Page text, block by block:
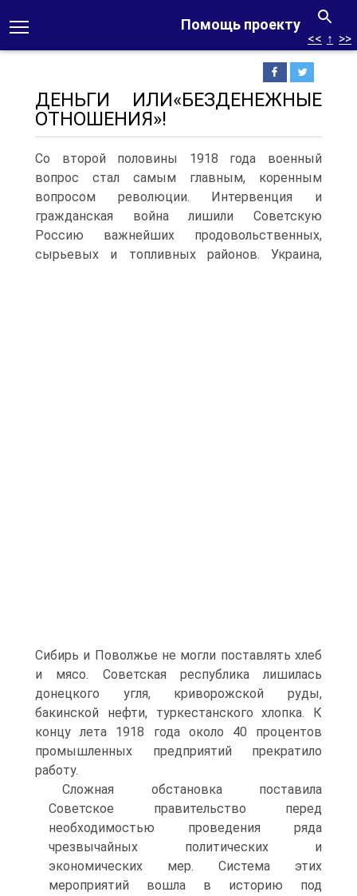
Помощь проекту
<< ↑ >>
ДЕНЬГИ ИЛИ«БЕЗДЕНЕЖНЫЕ
ОТНОШЕНИЯ»!
Со второй половины 1918 года военный
вопрос стал самым главным, коренным
вопросом революции. Интервенция и
гражданская война лишили Советскую
Россию важнейших продовольственных,
сырьевых и топливных районов. Украина,
Сибирь и Поволжье не могли поставлять хлеб
и мясо. Советская республика лишилась
донецкого угля, криворожской руды,
бакинской нефти, туркестанского хлопка. К
концу лета 1918 года около 40 процентов
промышленных предприятий прекратило
работу.
Сложная обстановка поставила
Советское правительство перед
необходимостью проведения ряда
чрезвычайных политических и
экономических мер. Система этих
мероприятий вошла в историю под